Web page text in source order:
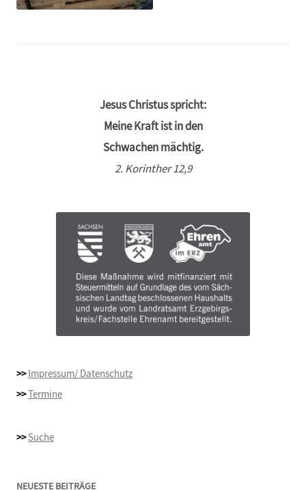
Jesus Christus spricht:
Meine Kraft ist in den
Schwachen mächtig.
2. Korinther 12,9
>> Impressum/ Datenschutz
>>Termine
>> Suche
NEUESTE BEITRÄGE